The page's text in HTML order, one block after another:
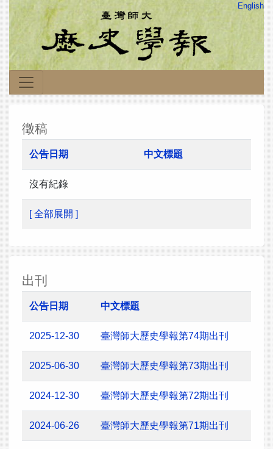
English
徵稿
公告日期 中文標題
沒有紀錄
[ 全部展開 ]
出刊
公告日期 中文標題
2025-12-30 臺灣師大歷史學報第74期出刊
2025-06-30 臺灣師大歷史學報第73期出刊
2024-12-30 臺灣師大歷史學報第72期出刊
2024-06-26 臺灣師大歷史學報第71期出刊